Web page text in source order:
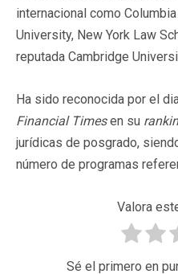
internacional como
University, New York Law
reputada Cambridge
Ha sido reconocida por el
Financial Timesen su
jurídicas de posgrado,
número de programas
Valora
Sé el primero en